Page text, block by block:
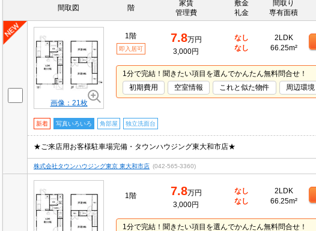
間取図 階
家賃
管理費
敷金
礼金
間取り
専有面積
画像：21枚
1階
即入居可
7.8万円
3,000円
なし
なし
2LDK
66.25m²
1分で完結！聞きたい項目を選んでかんたん無料問合せ！
初期費用
空室情報 これと似た物件 周辺環境
新着 写真いろいろ 角部屋 独立洗面台
★ご来店用お客様駐車場完備・タウンハウジング東大和市店★
株式会社タウンハウジング東京 東大和市店 (042-565-3360)
1階 7.8万円
3,000円
なし
なし
2LDK
66.25m²
1分で完結！聞きたい項目を選んでかんたん無料問合せ！